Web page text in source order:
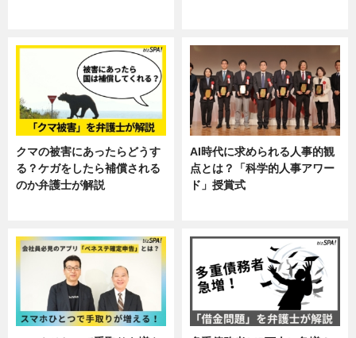
クマの被害にあったらどうす
る？ケガをしたら補償される
のか弁護士が解説
AI時代に求められる人事的観
点とは？「科学的人事アワー
ド」授賞式